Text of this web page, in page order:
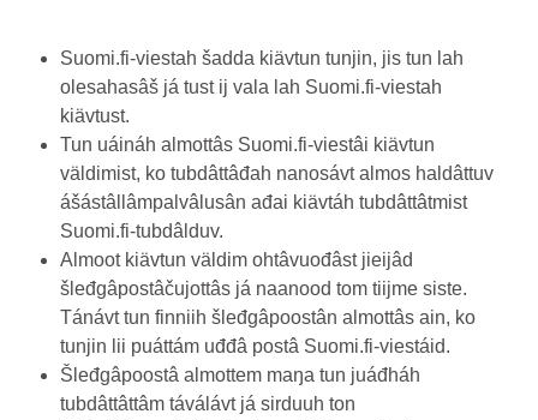
Suomi.fi-viestah šadda kiävtun tunjin, jis tun lah
olesahasâš já tust ij vala lah Suomi.fi-viestah
kiävtust.
Tun uáináh almottâs Suomi.fi-viestâi kiävtun
väldimist, ko tubdâttâđah nanosávt almos haldâttuv
ášástâllâmpalvâlusân ađai kiävtáh tubdâttâtmist
Suomi.fi-tubdâlduv.
Almoot kiävtun väldim ohtâvuođâst jieijâd
šleđgâpostâčujottâs já naanood tom tiijme siste.
Tánávt tun finniih šleđgâpoostân almottâs ain, ko
tunjin lii puáttám uđđâ postâ Suomi.fi-viestáid.
Šleđgâpoostâ almottem maŋa tun juáđháh
tubdâttâttâm táválávt já sirduuh ton